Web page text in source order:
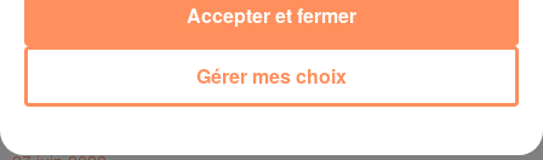
Gérer mes choix
Accepter et fermer